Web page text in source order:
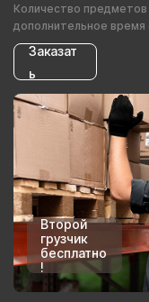
Количество
дополнительное время
Заказат
ь
Второй
грузчик
бесплатно
!